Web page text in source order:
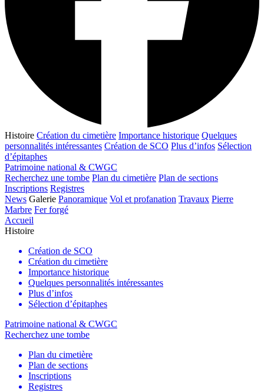
Histoire Création du cimetière Importance historique Quelques
personnalités intéressantes Création de SCO Plus d’infos Sélection
d’épitaphes
Patrimoine national & CWGC
Recherchez une tombe Plan du cimetière Plan de sections
Inscriptions Registres
News Galerie Panoramique Vol et profanation Travaux Pierre
Marbre Fer forgé
Accueil
Histoire
Création de SCO
Création du cimetière
Importance historique
Quelques personnalités intéressantes
Plus d’infos
Sélection d’épitaphes
Patrimoine national & CWGC
Recherchez une tombe
Plan du cimetière
Plan de sections
Inscriptions
Registres